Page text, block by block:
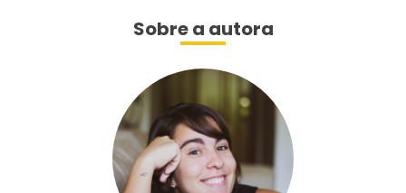
Sobre a autora